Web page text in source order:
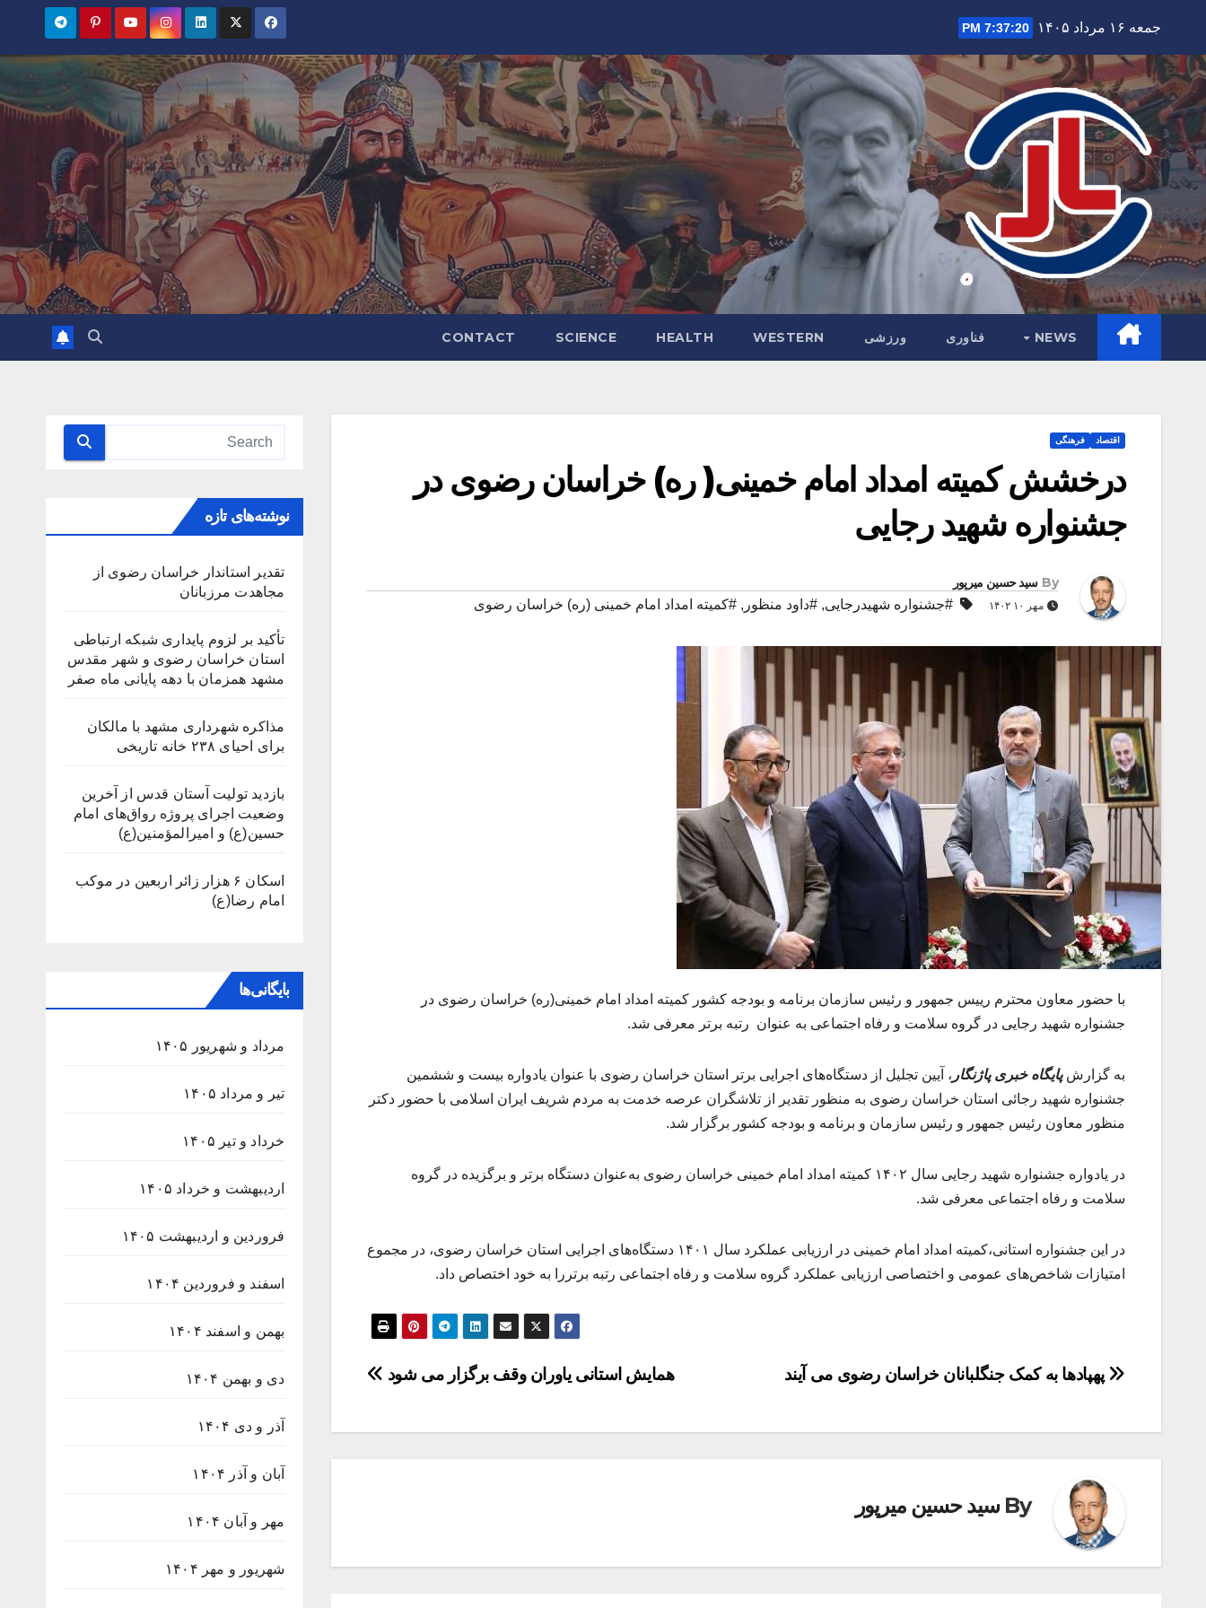
content
جمعه ۱۶ مرداد ۱۴۰۵ 7:37:21 PM
NEWS فناوری ورزشی WESTERN
HEALTH
SCIENCE
CONTACT
اقتصاد فرهنگی
درخشش کمیته امداد امام خمینی( ره) خراسان رضوی در
جشنواره شهید رجایی
By سید حسین میرپور
مهر ۱۰ ۱۴۰۲ #جشنواره شهیدرجایی, #داود منظور , #کمیته امداد امام خمینی (ره) خراسان رضوی
با حضور معاون محترم رییس جمهور و رئیس سازمان برنامه و بودجه کشور کمیته امداد امام خمینی(ره) خراسان رضوی در
جشنواره شهید رجایی در گروه سلامت و رفاه اجتماعی به عنوان رتبه برتر معرفی شد.
به گزارشپایگاه خبری پاژنگار ، آیین تجلیل از دستگاه‌های اجرایی برتر استان خراسان رضوی با عنوان یادواره بیست و ششمین
جشنواره شهید رجائی استان خراسان رضوی به‌ منظور تقدیر از تلاشگران عرصه خدمت به مردم شریف ایران اسلامی با حضور دکتر
منظور معاون رئیس جمهور و رئیس سازمان و برنامه و بودجه کشور برگزار شد.
در یادواره جشنواره شهید رجایی سال ۱۴۰۲ کمیته امداد امام خمینی خراسان رضوی به‌عنوان دستگاه برتر و برگزیده در گروه
سلامت و رفاه اجتماعی معرفی شد.
در این جشنواره استانی،کمیته امداد امام خمینی در ارزیابی عملکرد سال ۱۴۰۱ دستگاه‌های اجرایی استان خراسان رضوی، در مجموع
امتیازات شاخص‌های عمومی و اختصاصی ارزیابی عملکرد گروه سلامت و رفاه اجتماعی رتبه برتررا به خود اختصاص داد.
راهبری
همایش استانی یاوران وقف برگزار می شود پهپادها به کمک جنگلبانان خراسان رضوی می آیند
By سید حسین میرپور
نوشته‌های تازه
تقدیر استاندار خراسان رضوی از
مجاهدت مرزبانان
تأکید بر لزوم پایداری شبکه ارتباطی
استان خراسان رضوی و شهر مقدس
مشهد همزمان با دهه پایانی ماه صفر
مذاکره شهرداری مشهد با مالکان
برای احیای ۲۳۸ خانه تاریخی
بازدید تولیت آستان قدس از آخرین
وضعیت اجرای پروژه رواق‌های امام
حسین(ع) و امیرالمؤمنین(ع)
اسکان ۶ هزار زائر اربعین در موکب
امام رضا(ع)
بایگانی‌ها
مرداد و شهریور ۱۴۰۵
تیر و مرداد ۱۴۰۵
خرداد و تیر ۱۴۰۵
اردیبهشت و خرداد ۱۴۰۵
فروردین و اردیبهشت ۱۴۰۵
اسفند و فروردین ۱۴۰۴
بهمن و اسفند ۱۴۰۴
دی و بهمن ۱۴۰۴
آذر و دی ۱۴۰۴
آبان و آذر ۱۴۰۴
مهر و آبان ۱۴۰۴
شهریور و مهر ۱۴۰۴